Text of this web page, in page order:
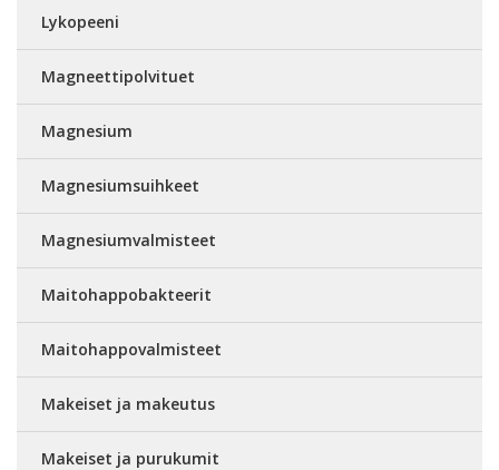
Lykopeeni
Magneettipolvituet
Magnesium
Magnesiumsuihkeet
Magnesiumvalmisteet
Maitohappobakteerit
Maitohappovalmisteet
Makeiset ja makeutus
Makeiset ja purukumit